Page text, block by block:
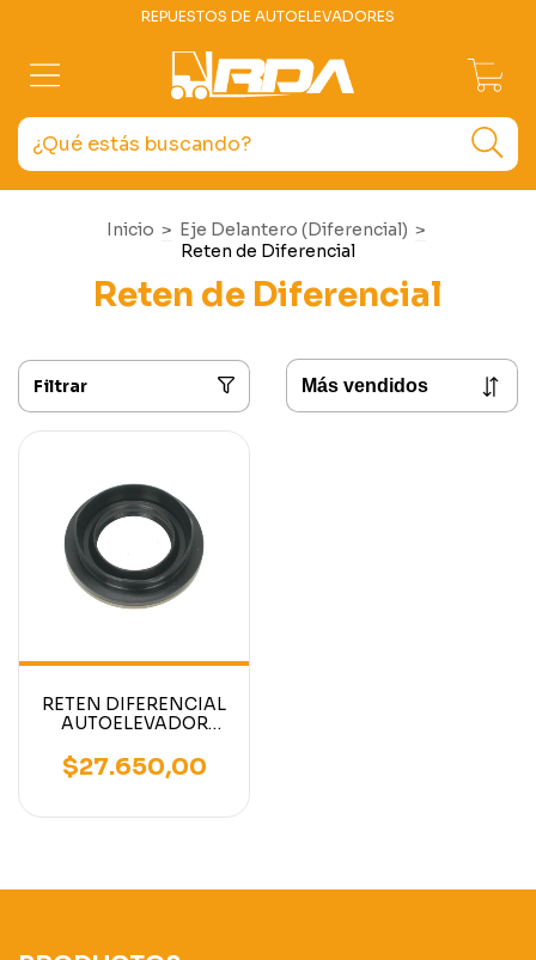
REPUESTOS DE AUTOELEVADORES
Inicio > Eje Delantero (Diferencial) >
Reten de Diferencial
Reten de Diferencial
Filtrar
RETEN DIFERENCIAL
AUTOELEVADOR
$27.650,00